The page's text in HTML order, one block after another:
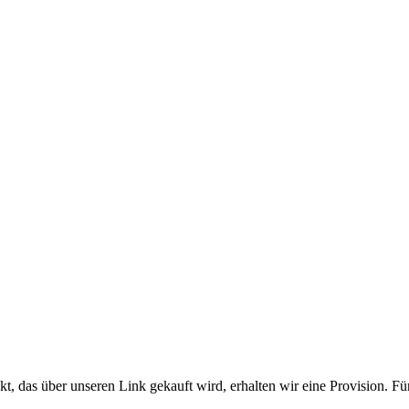
das über unseren Link gekauft wird, erhalten wir eine Provision.